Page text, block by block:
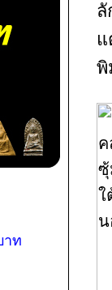
าท
ลั
พิ